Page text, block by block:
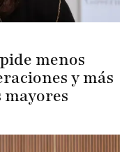
menos
y más